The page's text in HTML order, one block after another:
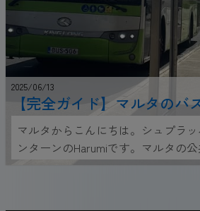
2025/06/13
【完全ガイド】マルタのバ
ケット購入方法まとめ
マルタからこんにちは。シュプラ
ンターンのHarumiです。マルタの
バスだけ？どうやって乗るの？チ